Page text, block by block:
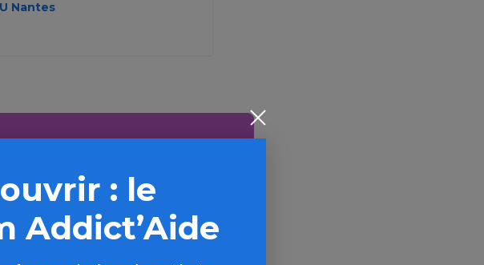
Nantes
addictions
pratiques, FAQ,
: le
Addict’Aide